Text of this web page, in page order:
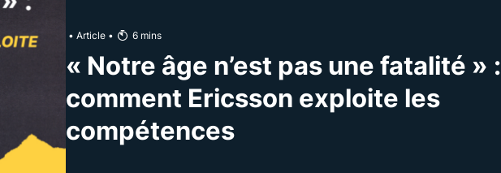
• Article • 6 mins
« Notre âge n’est pas une fatalité » :
comment Ericsson exploite les
compétences